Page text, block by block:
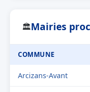
🏛Mairies
COMMUNE
Arcizans-Avant